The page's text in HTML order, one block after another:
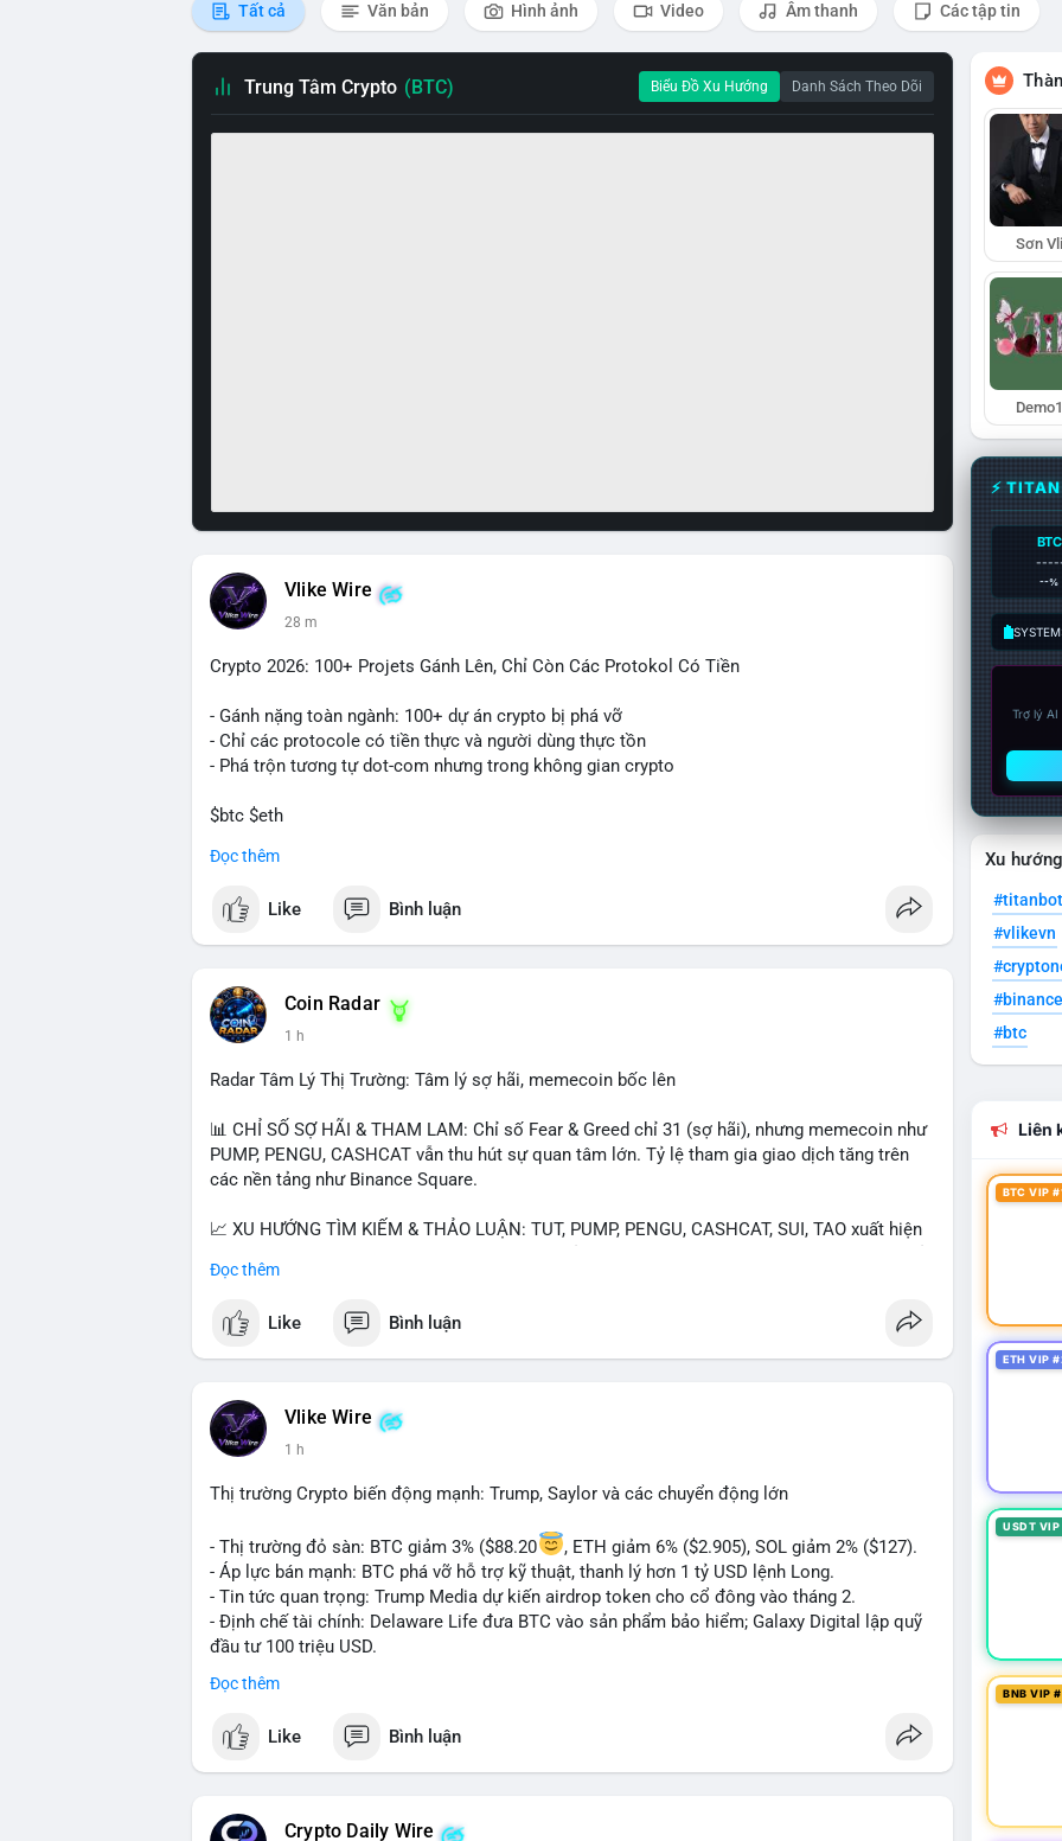
Tất cả Văn bản Hình ảnh Video Âm thanh Các tập tin
Trung Tâm Crypto (BTC) Biểu Đồ Xu Hướng Danh Sách Theo Dõi
Vlike Wire
28 m
Crypto 2026: 100+ Projets Gánh Lên, Chỉ Còn Các Protokol Có Tiền
- Gánh nặng toàn ngành: 100+ dự án crypto bị phá vỡ
- Chỉ các protocole có tiền thực và người dùng thực tồn
- Phá trộn tương tự dot-com nhưng trong không gian crypto
$btc $eth
#vlikevn
📰 Nguồn: CoinDesk
Đọc thêm
Like Bình luận
Coin Radar
1 h
Radar Tâm Lý Thị Trường: Tâm lý sợ hãi, memecoin bốc lên
📊 CHỈ SỐ SỢ HÃI & THAM LAM: Chỉ số Fear & Greed chỉ 31 (sợ hãi), nhưng memecoin như
PUMP, PENGU, CASHCAT vẫn thu hút sự quan tâm lớn. Tỷ lệ tham gia giao dịch tăng trên
các nền tảng như Binance Square.
📈 XU HƯỚNG TÌM KIẾM & THẢO LUẬN: TUT, PUMP, PENGU, CASHCAT, SUI, TAO xuất hiện
đề hấp dẫn. Bàn tán về SPCX và SAGA cũng hấp dẫn.
💬 DÒNG CHẢY TIN TỨC & TRUYỀN THÔNG: Bàn tán về "long SAGA", "short SPCX", và "đã
ngồi ăn ở khách sạn 5*" (từ bài đăng Binance Square). Tin tức về BIP-110 Bitcoin và SKR
💡 NHẬN ĐỊNH & KHUYẾN NGHỊ: Tâm lý thị trường phân cực. Sợ hãi do chỉ số thấp nhưng
xu hướng memecoin và tin tức tích cực (BTC ETF, SKR) tạo áp lực lên giá. Rủi ro từ các đề
nhân.
📊 Nguồn: Radar Tâm Lý Thị Trường
Đọc thêm
Like Bình luận
Vlike Wire
1 h
Thị trường Crypto biến động mạnh: Trump, Saylor và các chuyển động lớn
- Thị trường đỏ sàn: BTC giảm 3% ($88.20
, ETH giảm 6% ($2.905), SOL giảm 2% ($127).
- Áp lực bán mạnh: BTC phá vỡ hỗ trợ kỹ thuật, thanh lý hơn 1 tỷ USD lệnh Long.
- Tin tức quan trọng: Trump Media dự kiến airdrop token cho cổ đông vào tháng 2.
- Định chế tài chính: Delaware Life đưa BTC vào sản phẩm bảo hiểm; Galaxy Digital lập quỹ
đầu tư 100 triệu USD.
- Pháp lý: CEO Coinbase thúc đẩy khung pháp lý tại Davos; Bồ Đào Nha chặn Polymarket.
#binancesquare #cryptonews
$btc $eth $sol $xrp
#vlikevn #titanbot
Đọc thêm
Like Bình luận
Crypto Daily Wire
Sơn
⚡
BTC
--%
Trợ lý
Xu
#titanbot
#vlikevn
#btc
Liên
BTC VIP
ETH VIP
USDT
BNB VIP